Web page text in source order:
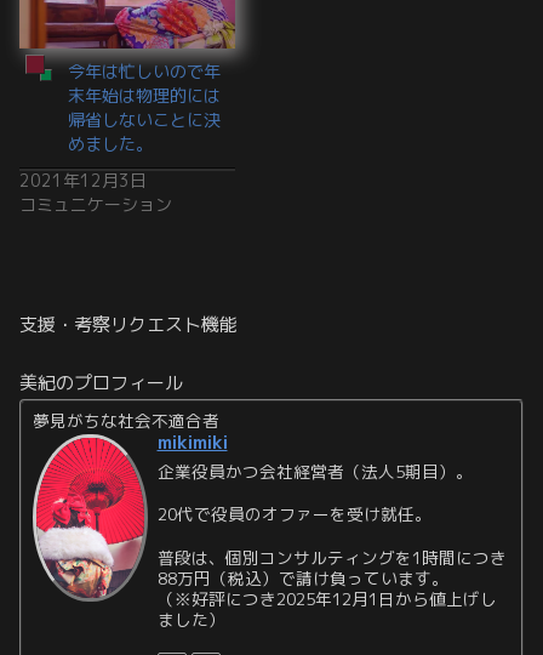
今年は忙しいので年
末年始は物理的には
帰省しないことに決
めました。
2021年12月3日
コミュニケーション
支援・考察リクエスト機能
美紀のプロフィール
夢見がちな社会不適合者
mikimiki
企業役員かつ会社経営者（法人5期目）。
20代で役員のオファーを受け就任。
普段は、個別コンサルティングを1時間につき
88万円（税込）で請け負っています。
（※好評につき2025年12月1日から値上げし
ました）